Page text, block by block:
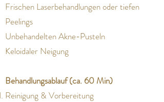
Frischen Laserbehandlungen oder tiefen
Peelings
Unbehandelten Akne-Pusteln
Keloidaler Neigung
Behandlungsablauf (ca. 60 Min)
Reinigung & Vorbereitung